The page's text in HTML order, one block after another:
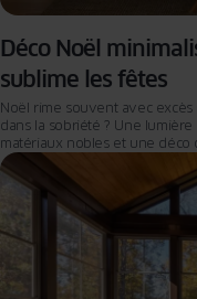
Déco Noël
sublime les fêtes
Noël rime souvent avec excès
dans la sobriété ? Une
matériaux nobles et une déco
chaleureuse et confortable,
révèle l’essence même de